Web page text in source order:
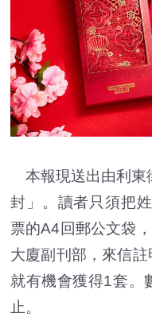
本報現送出由利東
封」。讀者只須把
票的A4回郵公文袋
大廈副刊部，來信註
就有機會獲得1套。
止。